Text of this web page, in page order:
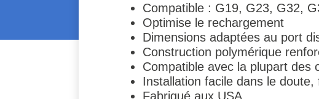
Compatible : G19, G23, G32,
Optimise le rechargement
Dimensions adaptées au port
Construction polymérique
Compatible avec la plupart des
Installation facile dans le
Fabriqué aux USA